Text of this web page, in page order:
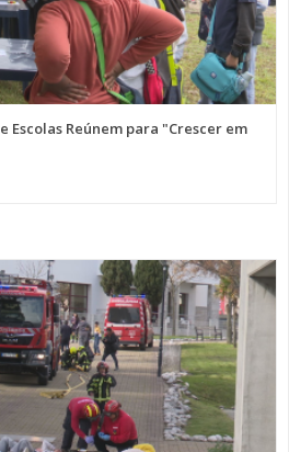
Escolas Reúnem para "Crescer em